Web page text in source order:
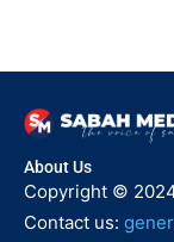
About Us
Copyright ©
Contact us: